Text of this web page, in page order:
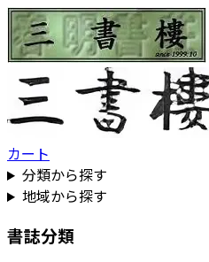
カート
分類から探す
地域から探す
書誌分類